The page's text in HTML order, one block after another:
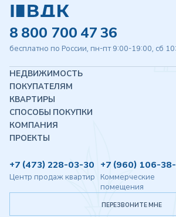
8 800 700 47 36
бесплатно по России, пн-пт 9:00-19:00, сб
НЕДВИЖИМОСТЬ
ПОКУПАТЕЛЯМ
КВАРТИРЫ
СПОСОБЫ ПОКУПКИ
КОМПАНИЯ
ПРОЕКТЫ
+7 (473) 228-03-30
Центр продаж квартир
+7 (960) 106-
Коммерческие
помещения
ПЕРЕЗВОНИТЕ МНЕ